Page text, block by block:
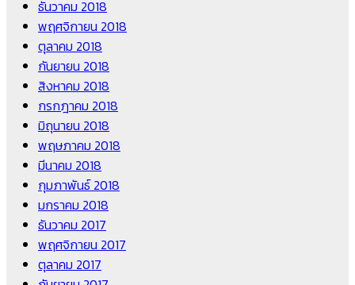
ธันวาคม 2018
พฤศจิกายน 2018
ตุลาคม 2018
กันยายน 2018
สิงหาคม 2018
กรกฎาคม 2018
มิถุนายน 2018
พฤษภาคม 2018
มีนาคม 2018
กุมภาพันธ์ 2018
มกราคม 2018
ธันวาคม 2017
พฤศจิกายน 2017
ตุลาคม 2017